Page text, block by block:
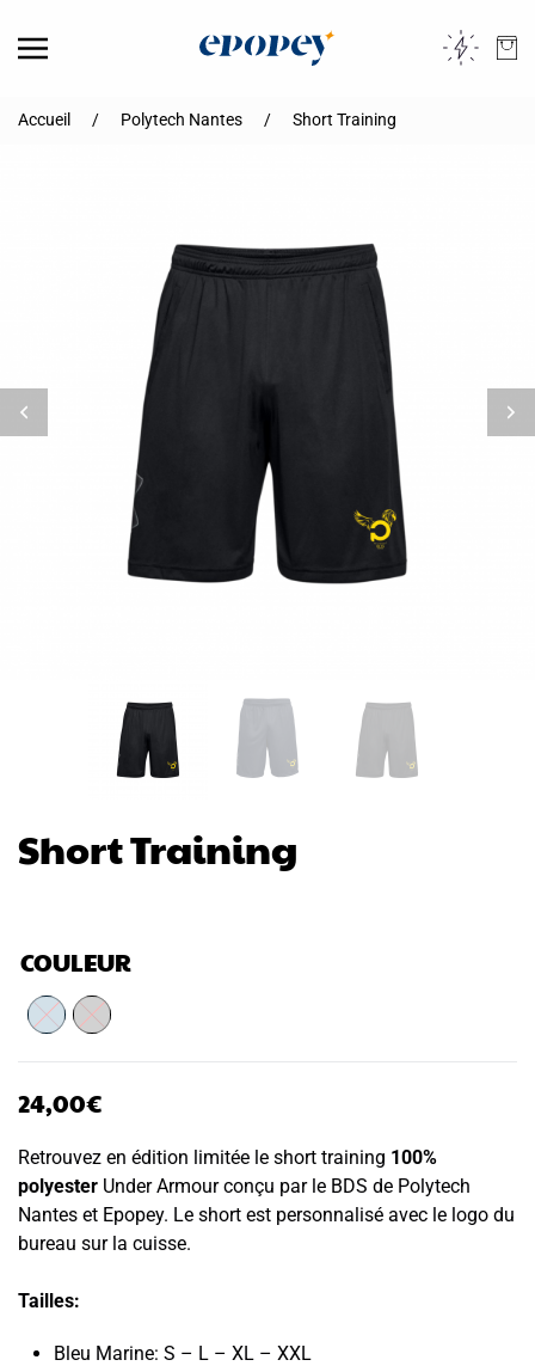
Accueil Polytech Nantes Short Training
Short Training
COULEUR
24,00€
Retrouvez en édition limitée le short training 100%
polyester Under Armour conçu par le BDS de Polytech
Nantes et Epopey. Le short est personnalisé avec le logo du
bureau sur la cuisse.
Tailles:
Bleu Marine: S – L – XL – XXL